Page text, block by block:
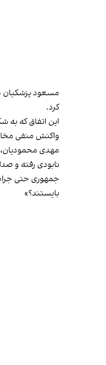
مسعود پزشکیان
کرد.
این اتفاق که
واکنش منفی
مهدی
بایستند؟»